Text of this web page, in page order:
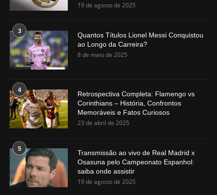
19 de agosto de 2025
3
Quantos Títulos Lionel Messi Conquistou
ao Longo da Carreira?
8 de maio de 2025
4
Retrospectiva Completa: Flamengo vs
Corinthians – História, Confrontos
Memoráveis e Fatos Curiosos
23 de abril de 2025
5
Transmissão ao vivo de Real Madrid x
Osasuna pelo Campeonato Espanhol:
saiba onde assistir
19 de agosto de 2025